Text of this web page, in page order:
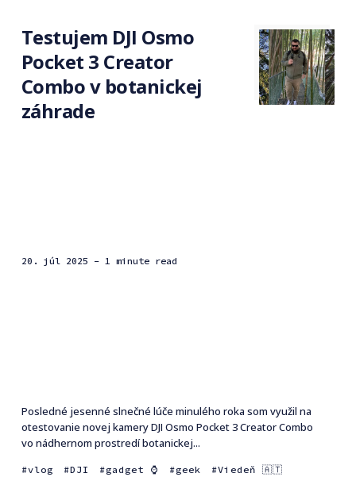
Testujem DJI Osmo
Pocket 3 Creator
Combo v botanickej
záhrade
20. júl 2025 - 1 minute read
Posledné jesenné slnečné lúče minulého roka som využil na
otestovanie novej kamery DJI Osmo Pocket 3 Creator Combo
vo nádhernom prostredí botanickej...
vlog DJI gadget ⌚️ geek Viedeň 🇦🇹